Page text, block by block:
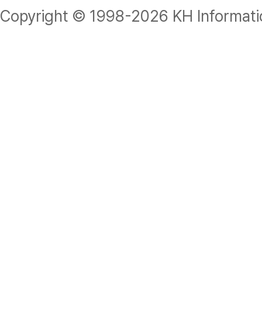
Copyright © 1998-2026 KH